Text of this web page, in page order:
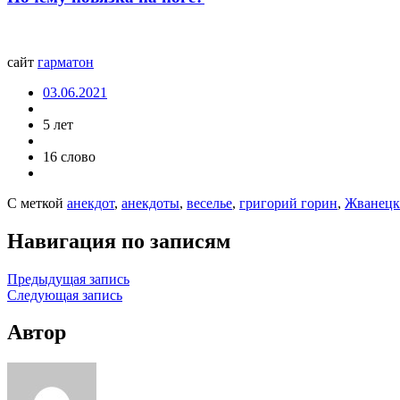
сайт гарматон
03.06.2021
5 лет
16 слово
С меткой анекдот, анекдоты, веселье, григорий горин,
Навигация по записям
Предыдущая запись
Следующая запись
Автор